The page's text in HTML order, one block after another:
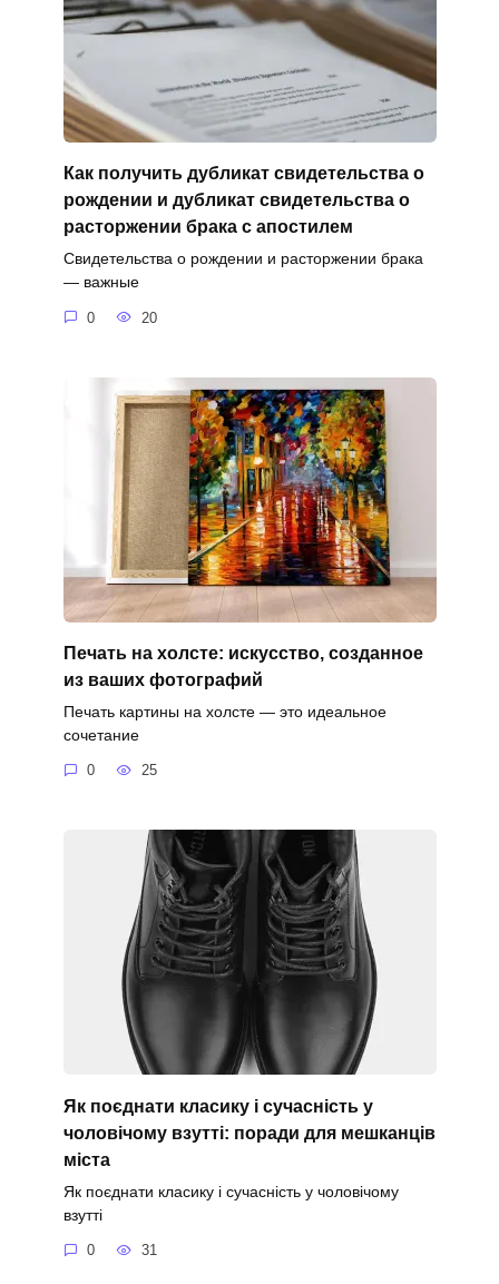
Как получить дубликат свидетельства о
рождении и дубликат свидетельства о
расторжении брака с апостилем
Свидетельства о рождении и расторжении брака
— важные
0 20
Печать на холсте: искусство, созданное
из ваших фотографий
Печать картины на холсте — это идеальное
сочетание
0 25
Як поєднати класику і сучасність у
чоловічому взутті: поради для мешканців
міста
Як поєднати класику і сучасність у чоловічому
взутті
0 31